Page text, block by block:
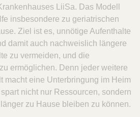
LiiSa. Das Modell
insbesondere zu geriatrischen
Ziel ist es, unnötige Aufenthalte
damit auch nachweislich längere
zu vermeiden, und die
ermöglichen. Denn jeder weitere
macht eine Unterbringung im Heim
nicht nur Ressourcen, sondern
zu Hause bleiben zu können.